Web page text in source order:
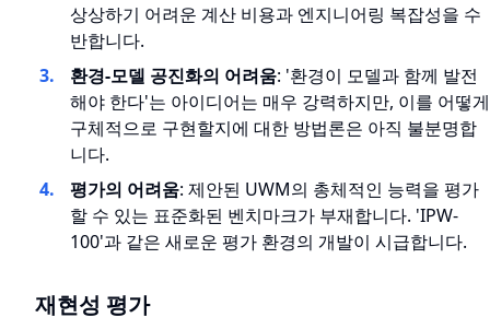
상상하기 어려운 계산 비용과 엔지니어링 복잡성을 수
반합니다.
환경-모델 공진화의 어려움: '환경이 모델과 함께 발전
해야 한다'는 아이디어는 매우 강력하지만, 이를 어떻게
구체적으로 구현할지에 대한 방법론은 아직 불분명합
니다.
평가의 어려움: 제안된 UWM의 총체적인 능력을 평가
할 수 있는 표준화된 벤치마크가 부재합니다. 'IPW-
100'과 같은 새로운 평가 환경의 개발이 시급합니다.
재현성 평가